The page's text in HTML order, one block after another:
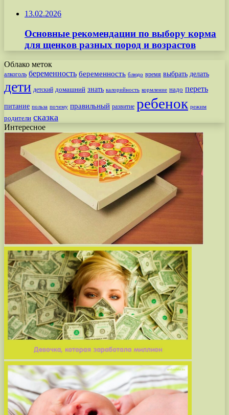
13.02.2026
Основные рекомендации по выбору корма
для щенков разных пород и возрастов
Облако меток
алкоголь беременность беременность блюдо время выбрать делать
дети детский домашний знать калорийность кормление надо переть
питание польза почему правильный развитие ребенок режим
родители сказка
Интересное